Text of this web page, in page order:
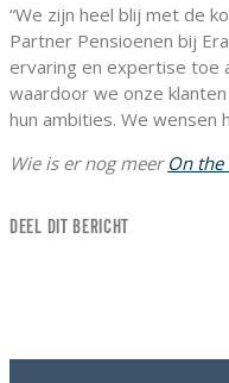
“We zijn heel blij met de
Partner Pensioenen bij
ervaring en expertise toe
waardoor we onze
hun ambities. We wensen
Wie is er nog meer On the
DEEL DIT BERICHT